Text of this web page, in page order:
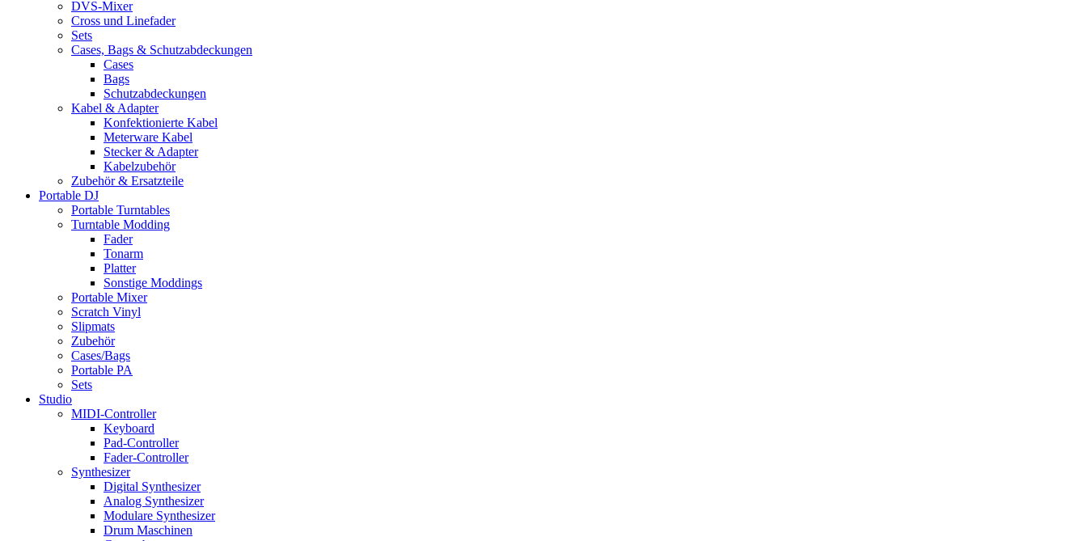
DVS-Mixer
Cross und Linefader
Sets
Cases, Bags & Schutzabdeckungen
Cases
Bags
Schutzabdeckungen
Kabel & Adapter
Konfektionierte Kabel
Meterware Kabel
Stecker & Adapter
Kabelzubehör
Zubehör & Ersatzteile
Portable DJ
Portable Turntables
Turntable Modding
Fader
Tonarm
Platter
Sonstige Moddings
Portable Mixer
Scratch Vinyl
Slipmats
Zubehör
Cases/Bags
Portable PA
Sets
Studio
MIDI-Controller
Keyboard
Pad-Controller
Fader-Controller
Synthesizer
Digital Synthesizer
Analog Synthesizer
Modulare Synthesizer
Drum Maschinen